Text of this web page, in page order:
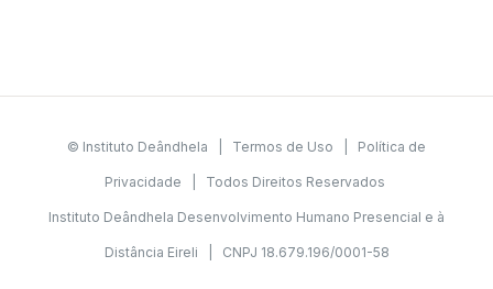
© Instituto Deândhela | Termos de Uso Política de
Privacidade | Todos Direitos Reservados
Instituto Deândhela Desenvolvimento Humano Presencial e à
Distância Eireli | CNPJ 18.679.196/0001-58